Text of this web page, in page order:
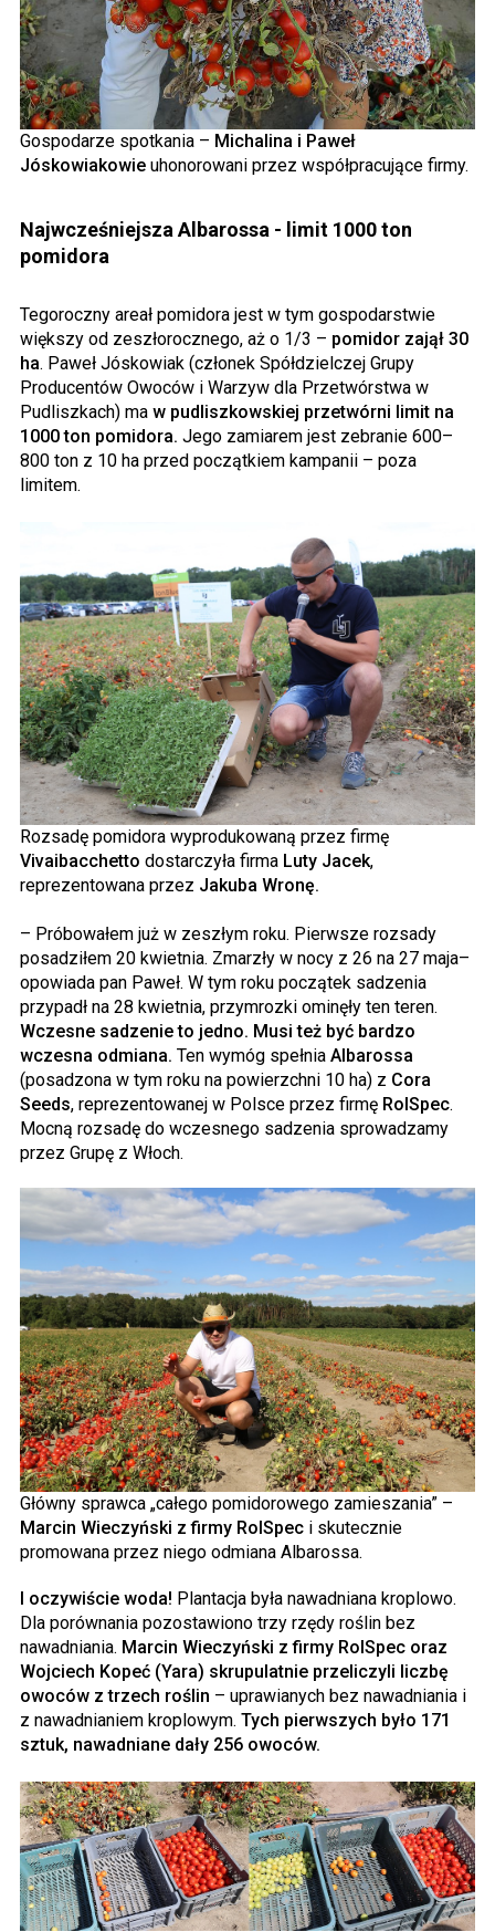
Gospodarze spotkania – Michalina i Paweł
Jóskowiakowie uhonorowani przez współpracujące firmy.
Najwcześniejsza Albarossa - limit 1000 ton
pomidora
Tegoroczny areał pomidora jest w tym gospodarstwie
większy od zeszłorocznego, aż o 1/3 – pomidor zajął 30
ha. Paweł Jóskowiak (członek Spółdzielczej Grupy
Producentów Owoców i Warzyw dla Przetwórstwa w
Pudliszkach) ma w pudliszkowskiej przetwórni limit na
1000 ton pomidora. Jego zamiarem jest zebranie 600–
800 ton z 10 ha przed początkiem kampanii – poza
limitem.
Rozsadę pomidora wyprodukowaną przez firmę
Vivaibacchetto dostarczyła firma Luty Jacek,
reprezentowana przez Jakuba Wronę.
– Próbowałem już w zeszłym roku. Pierwsze rozsady
posadziłem 20 kwietnia. Zmarzły w nocy z 26 na 27 maja–
opowiada pan Paweł. W tym roku początek sadzenia
przypadł na 28 kwietnia, przymrozki ominęły ten teren.
Wczesne sadzenie to jedno. Musi też być bardzo
wczesna odmiana. Ten wymóg spełnia Albarossa
(posadzona w tym roku na powierzchni 10 ha) z Cora
Seeds, reprezentowanej w Polsce przez firmę RolSpec.
Mocną rozsadę do wczesnego sadzenia sprowadzamy
przez Grupę z Włoch.
Główny sprawca „całego pomidorowego zamieszania” –
Marcin Wieczyński z firmy RolSpec i skutecznie
promowana przez niego odmiana Albarossa.
I oczywiście woda! Plantacja była nawadniana kroplowo.
Dla porównania pozostawiono trzy rzędy roślin bez
nawadniania. Marcin Wieczyński z firmy RolSpec oraz
Wojciech Kopeć (Yara) skrupulatnie przeliczyli liczbę
owoców z trzech roślin – uprawianych bez nawadniania i
z nawadnianiem kroplowym. Tych pierwszych było 171
sztuk, nawadniane dały 256 owoców.